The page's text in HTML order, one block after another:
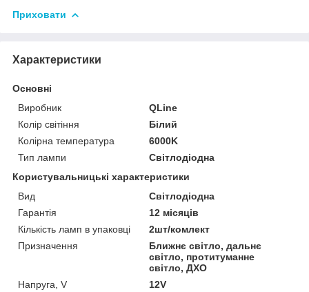
Приховати
Характеристики
Основні
Виробник
QLine
Колір світіння
Білий
Колірна температура
6000K
Тип лампи
Світлодіодна
Користувальницькі характеристики
Вид
Світлодіодна
Гарантія
12 місяців
Кількість ламп в упаковці
2шт/комлект
Призначення
Ближнє світло, дальнє
світло, протитуманне
світло, ДХО
Напруга, V
12V